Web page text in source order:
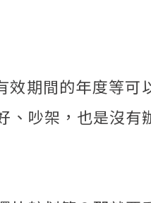
期間的年度等可
、吵架，也是沒有